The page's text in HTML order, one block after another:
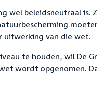
wel beleidsneutraal is.
uitwerking van die wet.
te houden, wil De
wordt opgenomen.